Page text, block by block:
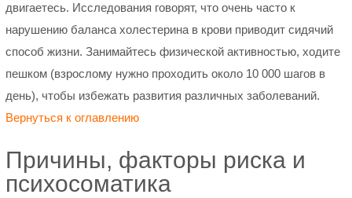
двигаетесь. Исследования говорят, что очень часто к
нарушению баланса холестерина в крови приводит сидячий
способ жизни. Занимайтесь физической активностью, ходите
пешком (взрослому нужно проходить около 10 000 шагов в
день), чтобы избежать развития различных заболеваний.
Вернуться к оглавлению
Причины, факторы риска и
психосоматика